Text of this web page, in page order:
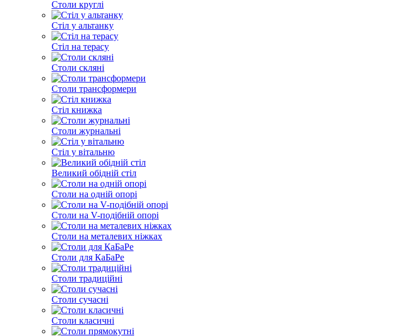
Столи круглі
Стіл у альтанку
Стіл на терасу
Столи скляні
Столи трансформери
Стіл книжка
Столи журнальні
Стіл у вітальню
Великий обідній стіл
Столи на одній опорі
Столи на V-подібній опорі
Столи на металевих ніжках
Столи для КаБаРе
Столи традиційні
Столи сучасні
Столи класичні